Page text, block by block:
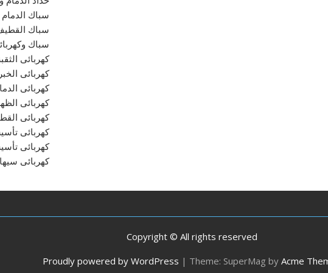
سباك الدمام
سباك
سباك
كهربائى
كهربائى الخبر
كهربائى
كهربائى
كهربائى
كهربائى
كهربائى
كهربائى
Copyright © All rights reserved
Proudly powered by WordPress | Theme: SuperMag by Acme